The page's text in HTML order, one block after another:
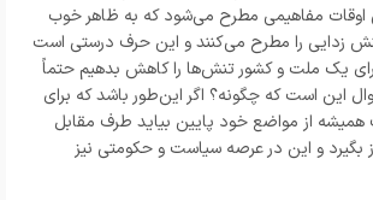
مفاهیمی مطرح می‌شود که به ظاهر خوب
زدایی را مطرح می‌کنند و این حرف درستی است
یک ملت و کشور تنش‌ها را کاهش بدهیم حتماً
این است که چگونه؟ اگر این‌طور باشد که برای
از مواضع خود پایین بیاید طرف مقابل
بگیرد و این در عرصه سیاست و حکومتی نیز